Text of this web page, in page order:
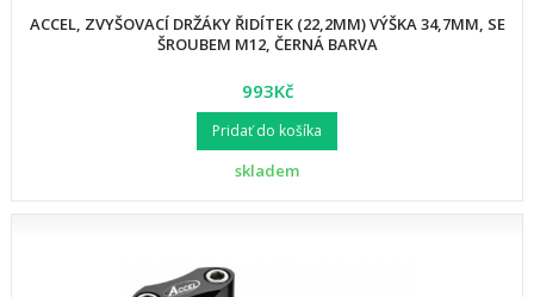
ACCEL, ZVYŠOVACÍ DRŽÁKY ŘIDÍTEK (22,2MM) VÝŠKA 34,7MM, SE
ŠROUBEM M12, ČERNÁ BARVA
993Kč
Pridať do košíka
skladem